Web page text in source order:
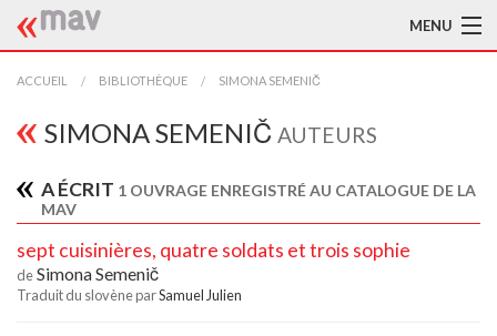
MENU
ACCUEIL
LA MAV
TRADUCTEURS
AIDE À LA TRADUCTION
ACCUEIL BIBLIOTHÈQUE SIMONA SEMENIČ
SIMONA SEMENIČ AUTEURS
A ÉCRIT 1 OUVRAGE ENREGISTRÉ AU CATALOGUE DE LA
MAV
sept cuisinières, quatre soldats et trois sophie
deSimona Semenič
Traduit du slovène parSamuel Julien